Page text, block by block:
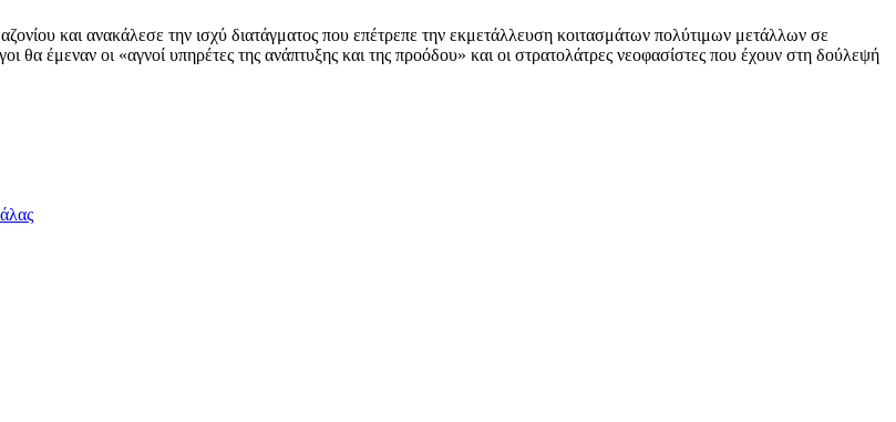
και ανακάλεσε την ισχύ διατάγματος που επέτρεπε την εκμετάλλευση κοιτασμάτων πολύτιμων μετάλλων σε
θα έμεναν οι «αγνοί υπηρέτες της ανάπτυξης και της προόδου» και οι στρατολάτρες νεοφασίστες που έχουν στη δούλεψή